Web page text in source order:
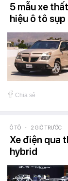
5 mẫu xe
hiệu ô tô sụp
Chia sẻ
Ô TÔ - 2 GIỜ TRƯỚC
Xe điện qua
hybrid